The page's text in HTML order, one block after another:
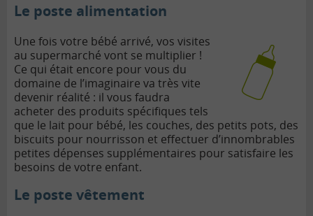
Le poste alimentation
Une fois votre bébé arrivé, vos visites
au supermarché vont se multiplier !
Ce qui était encore pour vous du
domaine de l’imaginaire va très vite
devenir réalité : il vous faudra
acheter des produits spécifiques tels
que le lait pour bébé, les couches, des petits pots, des
biscuits pour nourrisson et effectuer d’innombrables
petites dépenses supplémentaires pour satisfaire les
besoins de votre enfant.
Le poste vêtement